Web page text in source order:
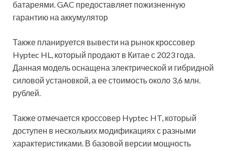
батареями. GAC предоставляет пожизненную
гарантию на аккумулятор
Также планируется вывести на рынок кроссовер
Hyptec HL, который продают в Китае с 2023 года.
Данная модель оснащена электрической и гибридной
силовой установкой, а ее стоимость около 3,6 млн.
рублей.
Также отмечается кроссовер Hyptec HT, который
доступен в нескольких модификациях с разными
характеристиками. В базовой версии мощность